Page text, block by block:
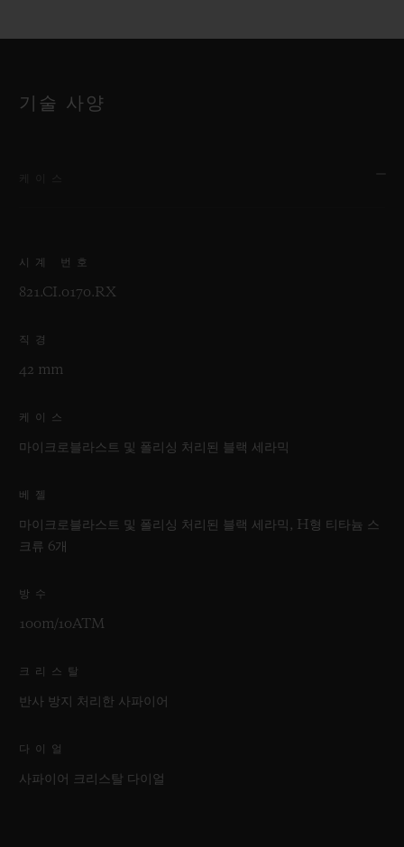
기술 사양
시계 번호
821.CI.0170.RX
직경
42 mm
케이스
마이크로블라스트 및 폴리싱 처리된 블랙 세라믹
베젤
마이크로블라스트 및 폴리싱 처리된 블랙 세라믹, H형 티타늄 스
크류 6개
방수
100m/10ATM
크리스탈
반사 방지 처리한 사파이어
다이얼
사파이어 크리스탈 다이얼